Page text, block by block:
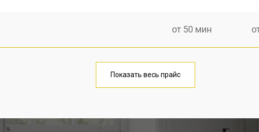
от 50 мин
от 40 мин
Показать весь прайс